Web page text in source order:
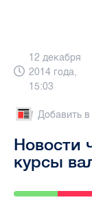
12 декабря
2014 года,
15:03
Добавить в
Новости
курсы